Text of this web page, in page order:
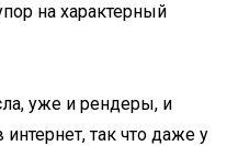
на характерный
уже и рендеры, и
так что даже у